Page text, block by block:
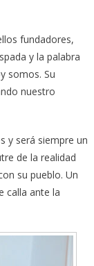
fundadores,
y la palabra
somos. Su
nuestro
y será siempre un
de la realidad
su pueblo. Un
calla ante la